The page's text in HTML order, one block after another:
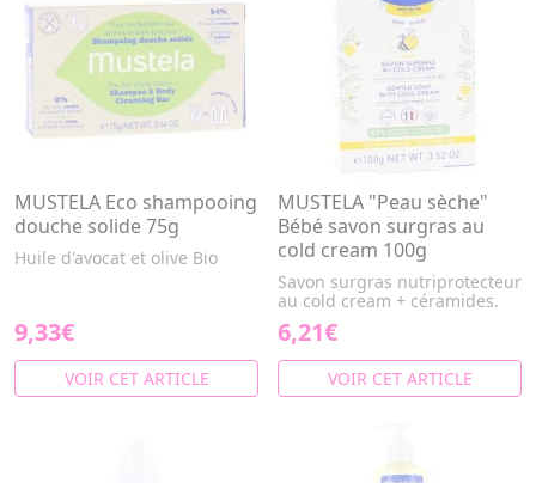
MUSTELA Eco shampooing
douche solide 75g
Huile d'avocat et olive Bio
9,33€
VOIR CET ARTICLE
MUSTELA "Peau sèche"
Bébé savon surgras au
cold cream 100g
Savon surgras nutriprotecteur
au cold cream + céramides.
6,21€
VOIR CET ARTICLE